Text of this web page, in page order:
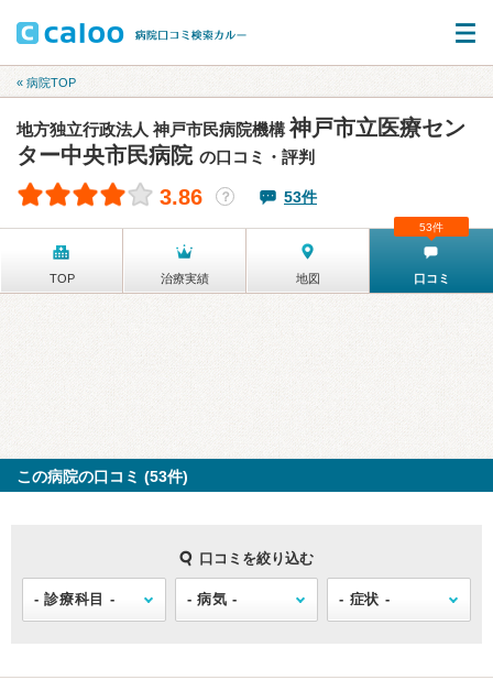
« 病院TOP
地方独立行政法人 神戸市民病院機構神戸市立医療セン
ター中央市民病院 の口コミ・評判
3.86 ？ 53件
TOP 治療実績 地図 口コミ
53件
この病院の口コミ (53件)
口コミを絞り込む